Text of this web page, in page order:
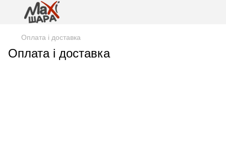
Оплата і доставка
Оплата і доставка